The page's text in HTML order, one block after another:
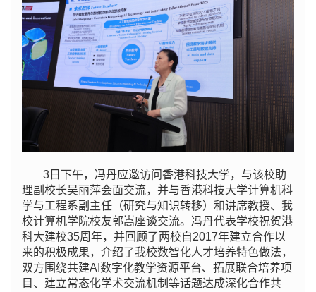
3日下午，冯丹应邀访问香港科技大学，与该校助
理副校长吴丽萍会面交流，并与香港科技大学计算机科
学与工程系副主任（研究与知识转移）和讲席教授、我
校计算机学院校友郭嵩座谈交流。冯丹代表学校祝贺港
科大建校35周年，并回顾了两校自2017年建立合作以
来的积极成果，介绍了我校数智化人才培养特色做法，
双方围绕共建AI数字化教学资源平台、拓展联合培养项
目、建立常态化学术交流机制等话题达成深化合作共